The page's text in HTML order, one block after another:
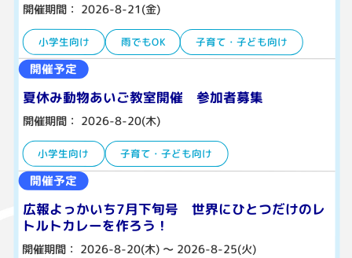
開催期間： 2026-8-21(金)
小学生向け 雨でもOK 子育て・子ども向け
開催予定
夏休み動物あいご教室開催 参加者募集
開催期間： 2026-8-20(木)
小学生向け 子育て・子ども向け
開催予定
広報よっかいち7月下旬号 世界にひとつだけのレ
トルトカレーを作ろう！
開催期間： 2026-8-20(木) 〜 2026-8-25(火)